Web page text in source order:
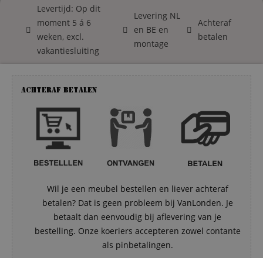
Levertijd: Op dit
moment 5 á 6
weken, excl.
vakantiesluiting
Levering NL
en BE en
montage
Achteraf
betalen
Achteraf betalen
Wil je een meubel bestellen en liever achteraf
betalen? Dat is geen probleem bij VanLonden. Je
betaalt dan eenvoudig bij aflevering van je
bestelling. Onze koeriers accepteren zowel contante
als pinbetalingen.